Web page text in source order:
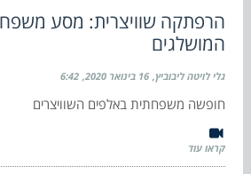
הרפתקה שוויצרית: מסע
המושלגים
גלי לויטה ליבוביץ 16 בינואר 2020 6:42
חופשה משפחתית באלפים השוויצרים
קראו עוד